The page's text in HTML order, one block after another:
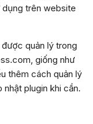
dụng trên website
quản lý trong
giống như
thêm cách quản lý
plugin khi cần.